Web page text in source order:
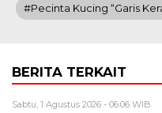
#Pecinta Kucing “Garis
BERITA TERKAIT
Sabtu, 1 Agustus 2026 - 06:06 WIB